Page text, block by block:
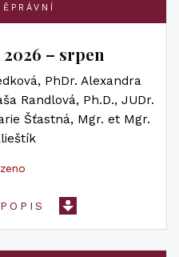
2026 – srpen
PhDr. Alexandra
Randlová, Ph.D. JUDr.
Šťastná Mgr. et Mgr.